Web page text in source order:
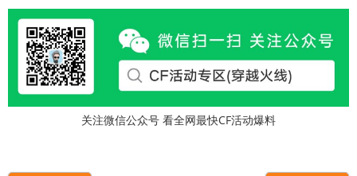
关注微信公众号 看全网最快CF活动爆料